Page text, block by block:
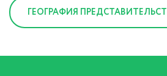
ГЕОГРАФИЯ